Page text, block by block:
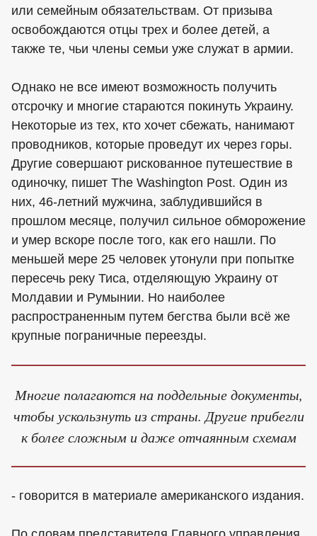
или семейным обязательствам. От призыва
освобождаются отцы трех и более детей, а
также те, чьи члены семьи уже служат в армии.
Однако не все имеют возможность получить
отсрочку и многие стараются покинуть Украину.
Некоторые из тех, кто хочет сбежать, нанимают
проводников, которые проведут их через горы.
Другие совершают рискованное путешествие в
одиночку, пишет The Washington Post. Один из
них, 46-летний мужчина, заблудившийся в
прошлом месяце, получил сильное обморожение
и умер вскоре после того, как его нашли. По
меньшей мере 25 человек утонули при попытке
пересечь реку Тиса, отделяющую Украину от
Молдавии и Румынии. Но наиболее
распространенным путем бегства были всё же
крупные пограничные переезды.
Многие полагаются на поддельные документы,
чтобы ускользнуть из страны. Другие прибегли
к более сложным и даже отчаянным схемам
- говорится в материале американского издания.